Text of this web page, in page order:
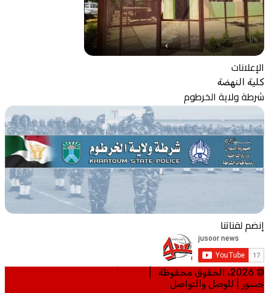
الإعلانات
كلية النهضة
شرطة ولاية الخرطوم
إنضم لقناتنا
© 2026، الحقوق محفوظة |
جسور | للوصل والتواصل